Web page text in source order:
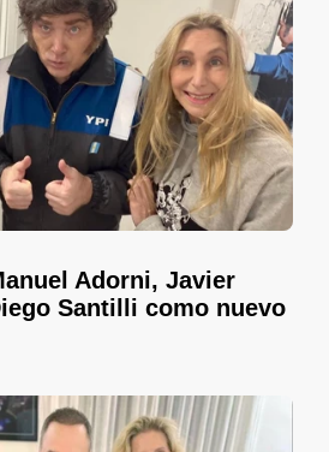
Adorni, Javier
Santilli como nuevo